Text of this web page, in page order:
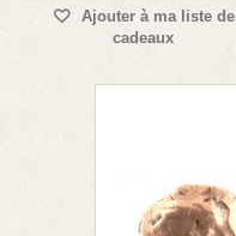
Ajouter à ma liste de
cadeaux